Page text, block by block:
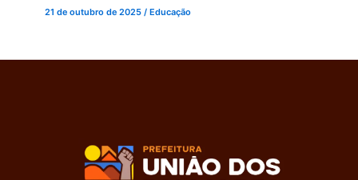
21 de outubro de 2025/Educação